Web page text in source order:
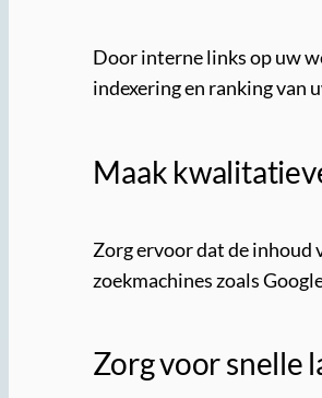
Door interne links op uw
indexering en ranking van
Maak
Zorg ervoor dat de inhoud
zoekmachines zoals
Zorg voor snelle